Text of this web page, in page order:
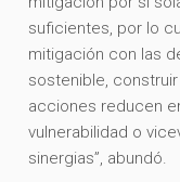
suficientes, por lo
mitigación con las
sostenible,
acciones reducen
vulnerabilidad o
sinergias”, abundó.